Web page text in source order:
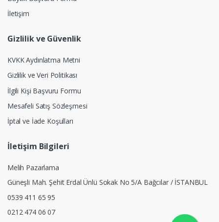
İletişim
Gizlilik ve Güvenlik
KVKK Aydınlatma Metni
Gizlilik ve Veri Politikası
İlgili Kişi Başvuru Formu
Mesafeli Satış Sözleşmesi
İptal ve İade Koşulları
İletişim Bilgileri
Melih Pazarlama
Güneşli Mah. Şehit Erdal Ünlü Sokak No 5/A Bağcılar / İSTANBUL
0539 411 65 95
0212 474 06 07